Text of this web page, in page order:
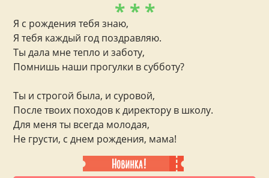
* * *
Я с рождения тебя знаю,
Я тебя каждый год поздравляю.
Ты дала мне тепло и заботу,
Помнишь наши прогулки в субботу?
Ты и строгой была, и суровой,
После твоих походов к директору в школу.
Для меня ты всегда молодая,
Не грусти, с днем рождения, мама!